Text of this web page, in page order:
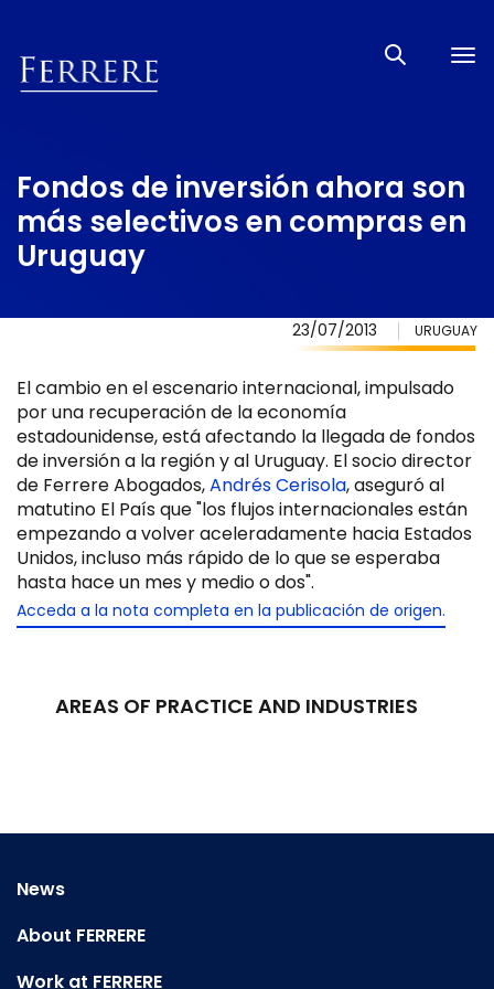
Fondos de inversión ahora son
más selectivos en compras en
Uruguay
23/07/2013 URUGUAY
El cambio en el escenario internacional, impulsado
por una recuperación de la economía
estadounidense, está afectando la llegada de fondos
de inversión a la región y al Uruguay. El socio director
de Ferrere Abogados,Andrés Cerisola, aseguró al
matutino El País que "los flujos internacionales están
empezando a volver aceleradamente hacia Estados
Unidos, incluso más rápido de lo que se esperaba
hasta hace un mes y medio o dos".
Acceda a la nota completa en la publicación de origen.
AREAS OF PRACTICE AND INDUSTRIES
News
About FERRERE
Work at FERRERE